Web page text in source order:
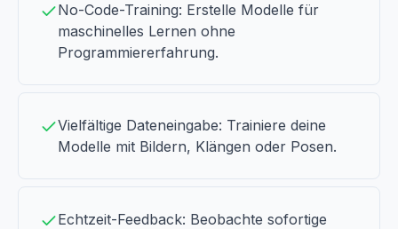
No-Code-Training: Erstelle Modelle für
maschinelles Lernen ohne
Programmiererfahrung.
Vielfältige Dateneingabe: Trainiere deine
Modelle mit Bildern, Klängen oder Posen.
Echtzeit-Feedback: Beobachte sofortige